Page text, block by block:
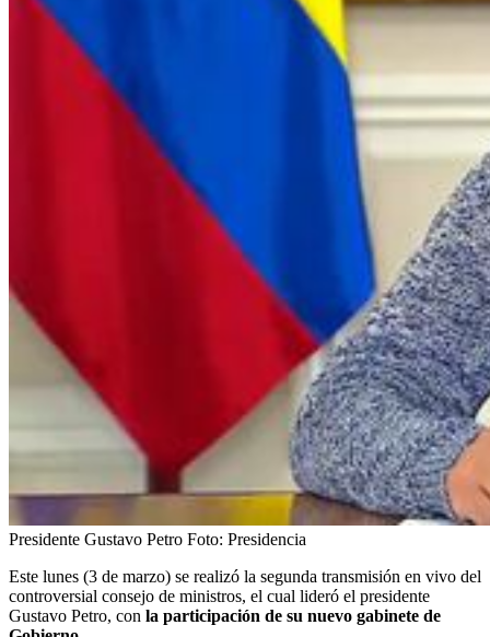
Presidente Gustavo Petro Foto: Presidencia
Este lunes (3 de marzo) se realizó la segunda transmisión en vivo del
controversial consejo de ministros, el cual lideró el presidente
Gustavo Petro, con la participación de su nuevo gabinete de